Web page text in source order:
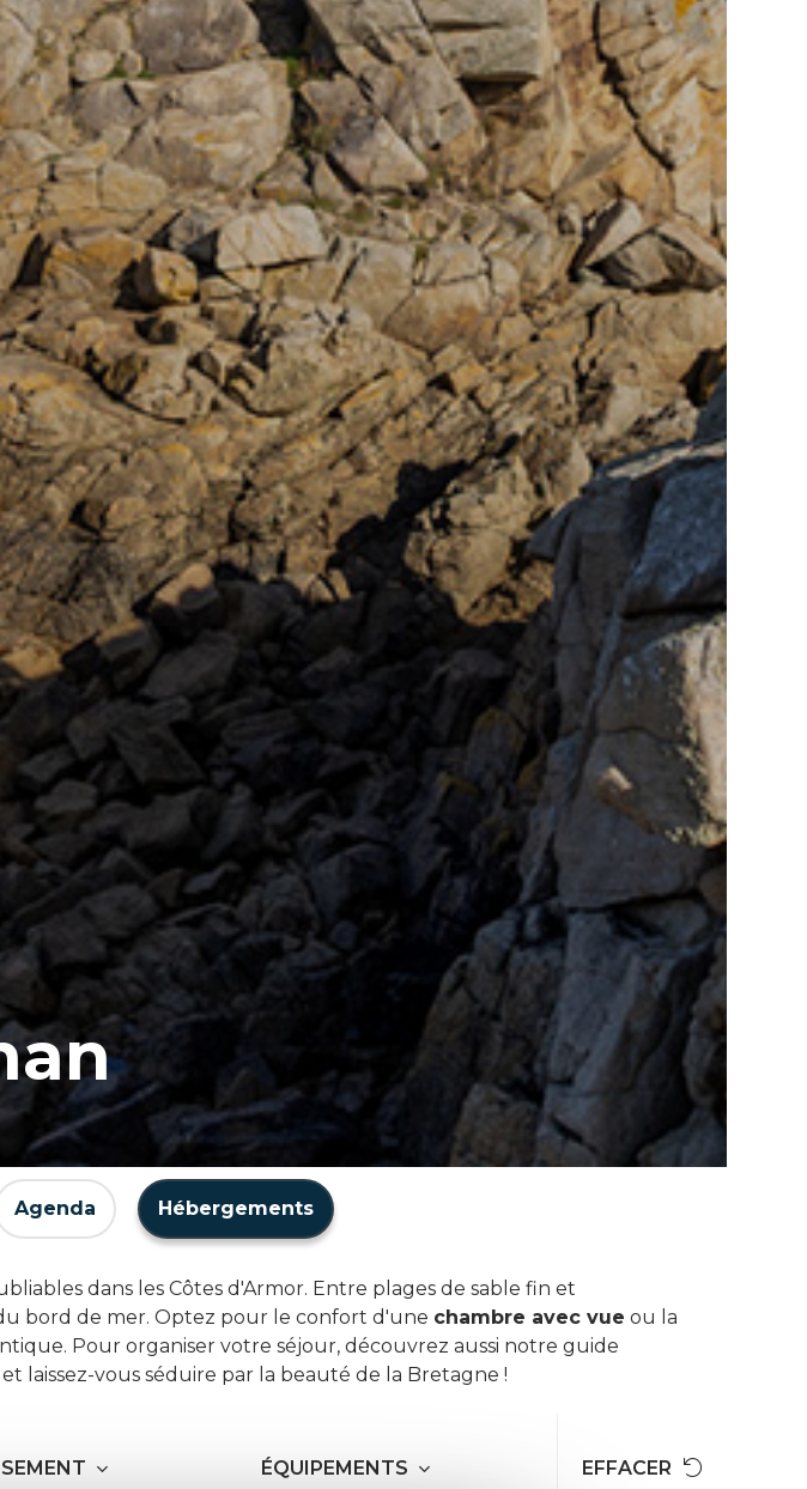
Agenda Hébergements
dans les Côtes d'Armor. Entre plages de sable fin et
bord de mer. Optez pour le confort d'une chambre avec vue ou la
Pour organiser votre séjour, découvrez aussi notre guide
laissez-vous séduire par la beauté de la Bretagne !
ÉQUIPEMENTS EFFACER